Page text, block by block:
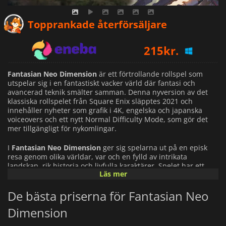
Topprankade återförsäljare
213kr.
215kr.
438kr.
Fantasian Neo Dimension är ett förtrollande rollspel som
utspelar sig i en fantastiskt vacker värld där fantasi och
avancerad teknik smälter samman. Denna nyversion av det
klassiska rollspelet från Square Enix släpptes 2021 och
innehåller nyheter som grafik i 4K, engelska och japanska
voiceovers och ett nytt Normal Difficulty Mode, som gör det
mer tillgängligt för nykomlingar.
I Fantasian Neo Dimension ger sig spelarna ut på en episk
resa genom olika världar, var och en fylld av intrikata
landskap, rik historia och livfulla karaktärer. Spelet har ett
unikt turbaserat stridssystem som uppmuntrar strategiskt
elementen och kalla på kraftfulla följeslagare.
När spelarna navigerar genom Neo Dimension avslöjar de
Läs mer
De bästa priserna för Fantasian Neo
Dimension